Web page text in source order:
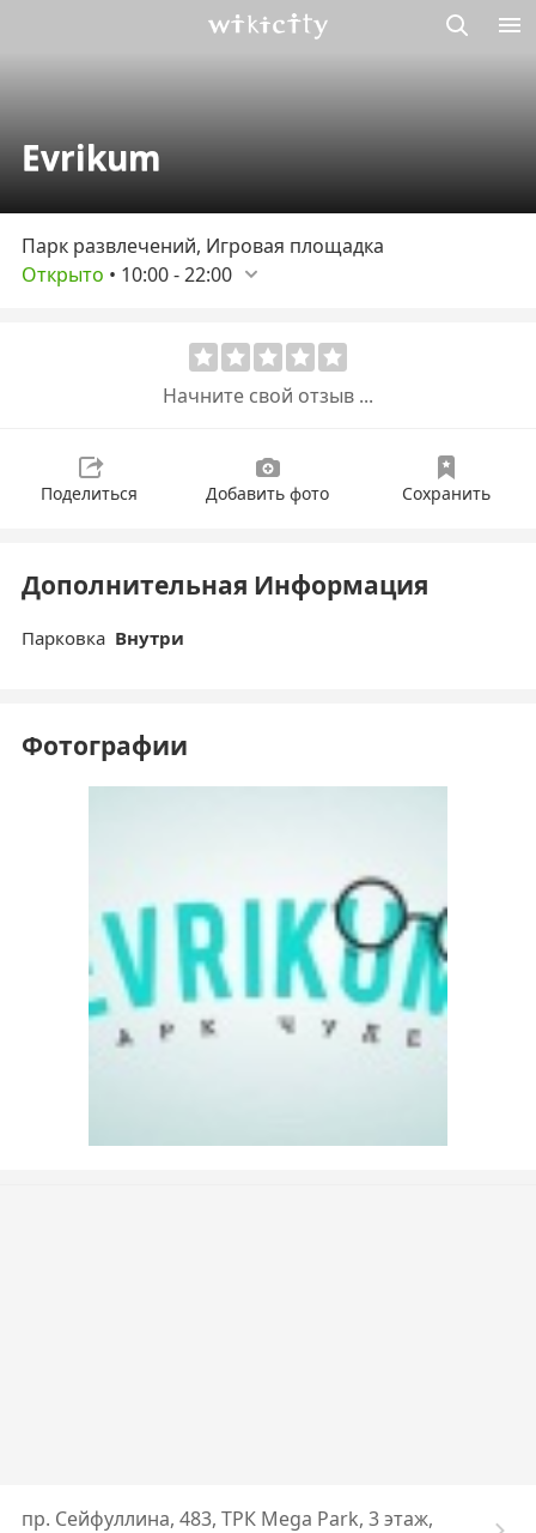
Evrikum
Парк развлечений, Игровая площадка
Открыто • 10:00-22:00
Начните свой отзыв ...
Поделиться Добавить фото Сохранить
Дополнительная Информация
Парковка Внутри
Фотографии
пр. Сейфуллина, 483, ТРК Mega Park, 3 этаж,